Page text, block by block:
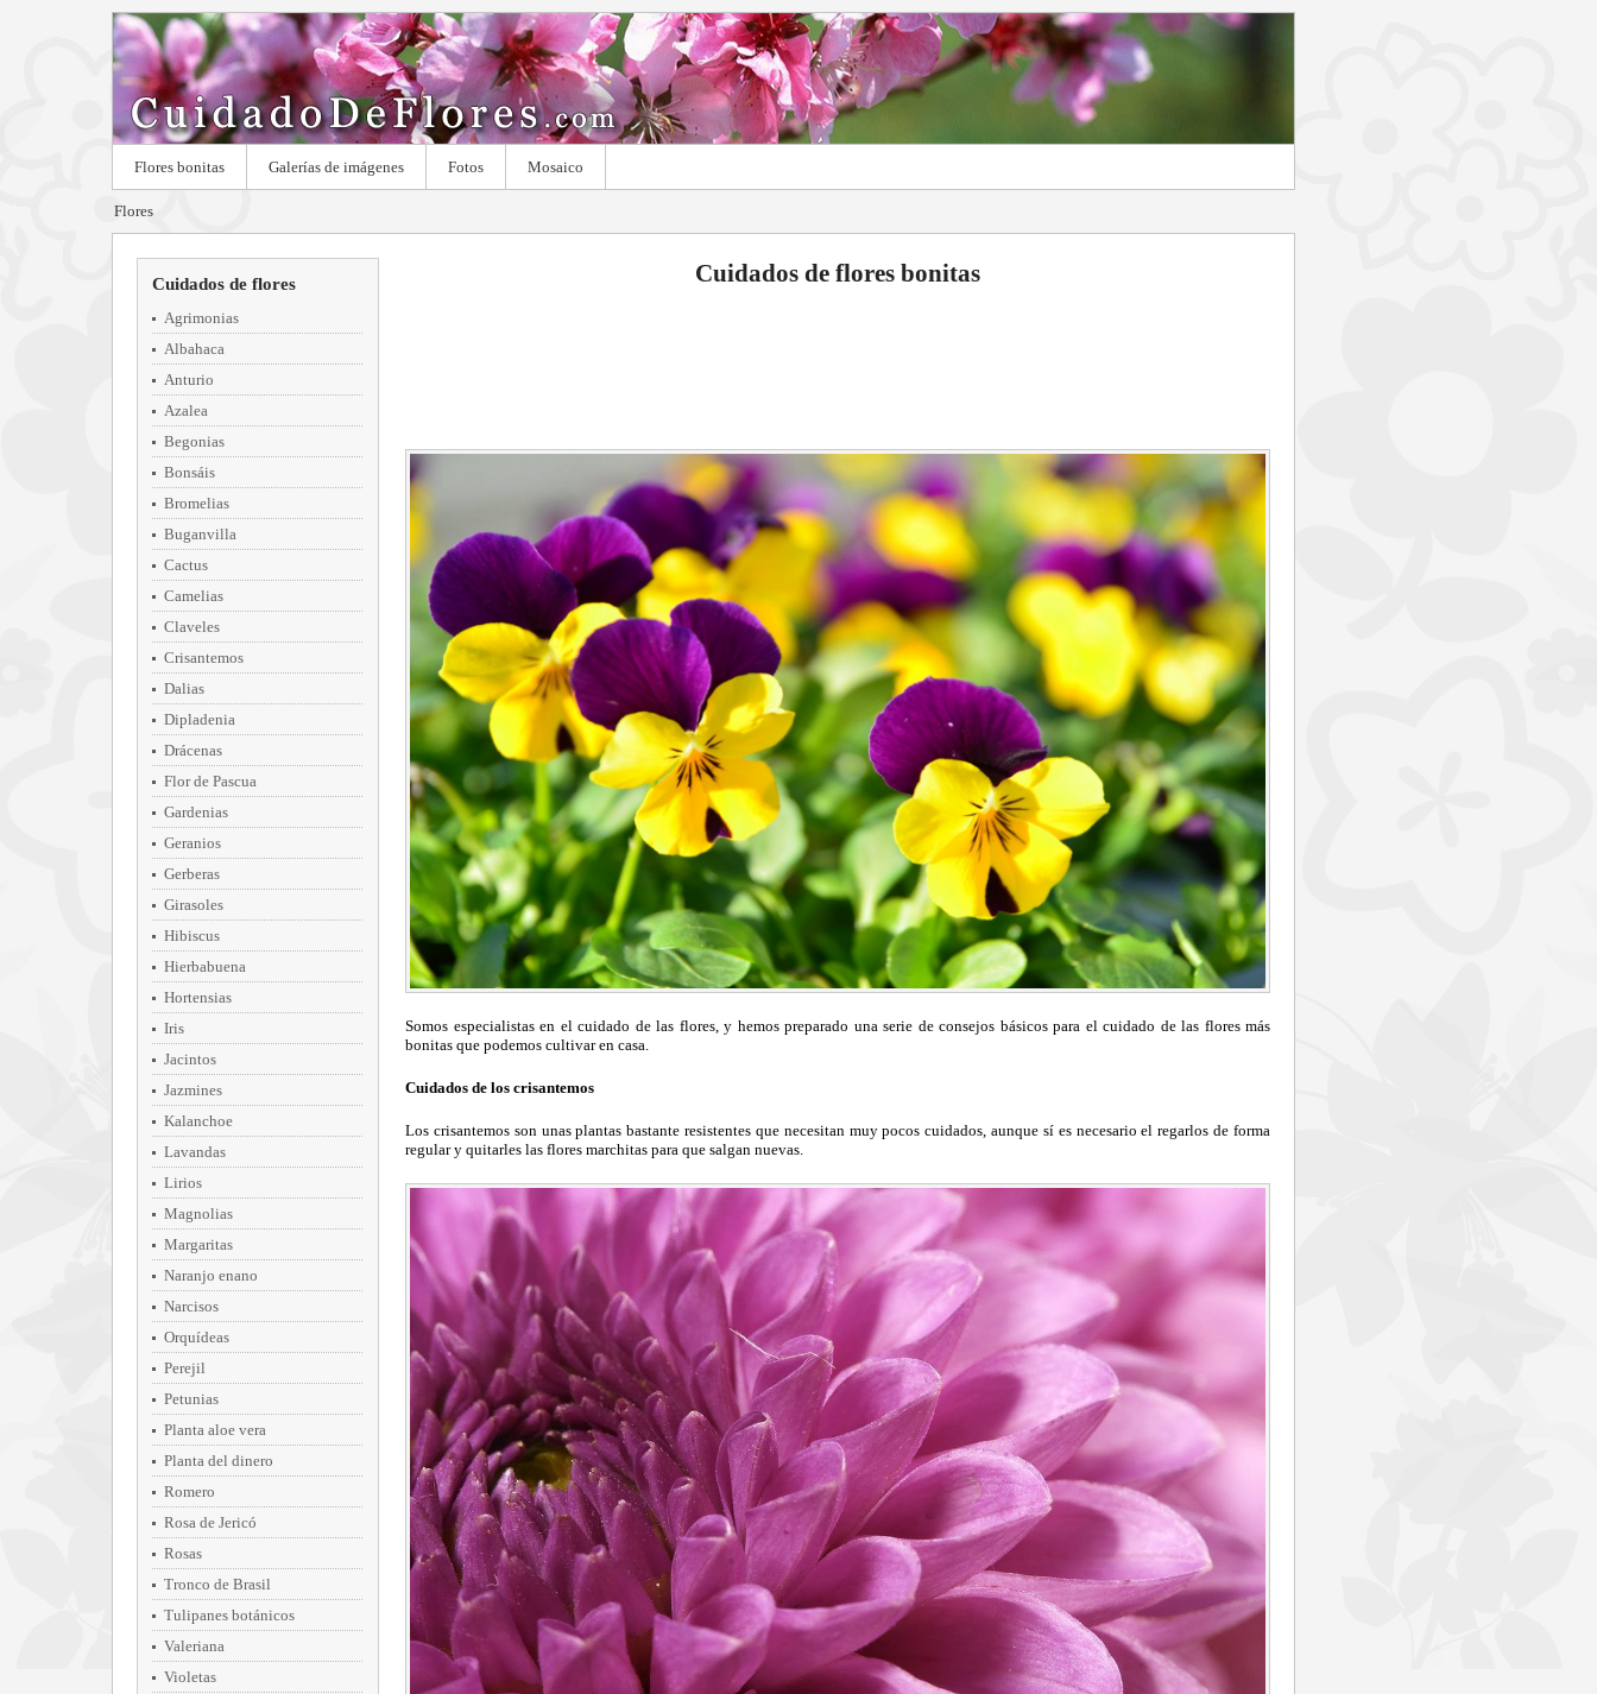
Flores bonitas Galerías de imágenes Fotos Mosaico
Flores
Cuidados de flores
Agrimonias
Albahaca
Anturio
Azalea
Begonias
Bonsáis
Bromelias
Buganvilla
Cactus
Camelias
Claveles
Crisantemos
Dalias
Dipladenia
Drácenas
Flor de Pascua
Gardenias
Geranios
Gerberas
Girasoles
Hibiscus
Hierbabuena
Hortensias
Iris
Jacintos
Jazmines
Kalanchoe
Lavandas
Lirios
Magnolias
Margaritas
Naranjo enano
Narcisos
Orquídeas
Perejil
Petunias
Planta aloe vera
Planta del dinero
Romero
Rosa de Jericó
Rosas
Tronco de Brasil
Tulipanes botánicos
Valeriana
Violetas
Cuidados de flores bonitas
Somos especialistas en el cuidado de las flores, y hemos preparado una serie de consejos básicos para el cuidado de las flores más
bonitas que podemos cultivar en casa.
Cuidados de los crisantemos
Los crisantemos son unas plantas bastante resistentes que necesitan muy pocos cuidados, aunque sí es necesario el regarlos de forma
regular y quitarles las flores marchitas para que salgan nuevas.